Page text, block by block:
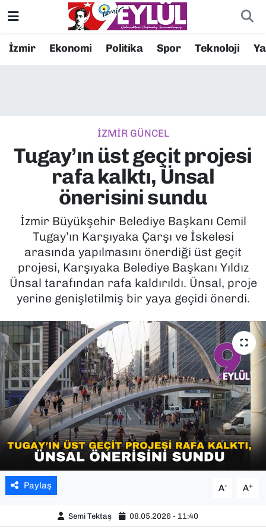
İzmir Ekonomi Politika Spor Teknoloji
İZMİR GÜNCEL
Tugay’ın üst geçit projesi
rafa kalktı, Ünsal
önerisini sundu
İzmir Büyükşehir Belediye Başkanı Cemil
Tugay’ın Karşıyaka Çarşı ve İskelesi
arasında yapılmasını önerdiği üst geçit
projesi, Karşıyaka Belediye Başkanı Yıldız
Ünsal tarafından rafa kaldırıldı. Ünsal, proje
yerine genişletilmiş bir yaya geçidi önerdi.
Paylaş A- A+
Semi Tektaş 08.05.2026 - 11:40
Resmi İlanlar
EKONOMİ
KÜLTÜR SANAT
MAGAZİN
POLİTİKA
SAĞLIK
SPOR
TEKNOLOJİ
YAŞAM
YEREL YÖNETİMLER
Konak Nöbetçi Eczaneler
Süper Lig Puan Durumu ve Fikstür
Tüm Manşetler
Son Dakika Haberleri
Haber Arşivi